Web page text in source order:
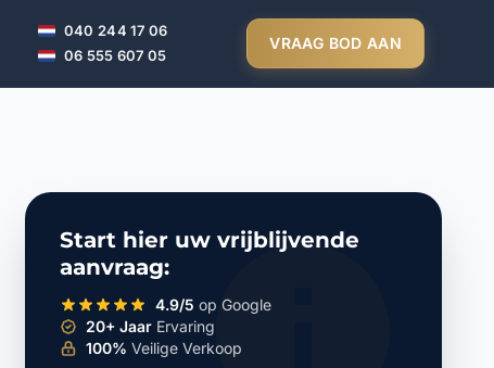
040 244 17 06
06 555 607 05
VRAAG BOD AAN
Start hier uw vrijblijvende
aanvraag:
4.9/5 op Google
20+ Jaar Ervaring
100% Veilige Verkoop